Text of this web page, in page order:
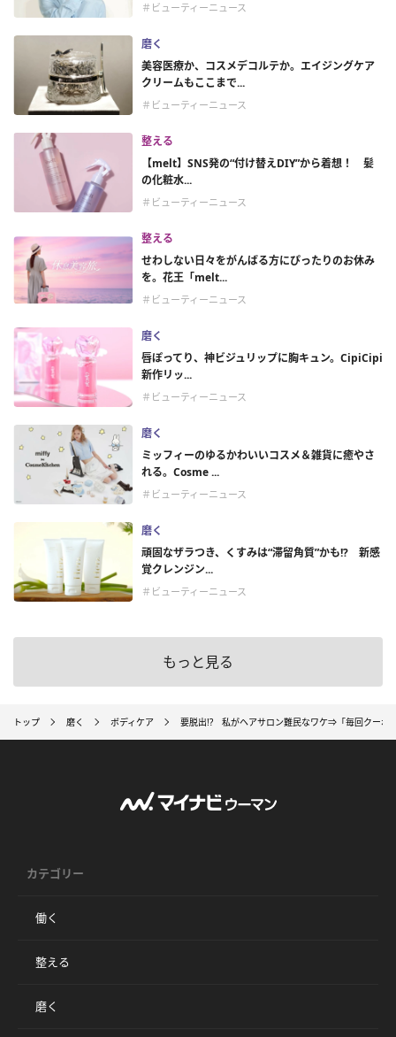
＃ビューティーニュース
磨く
美容医療か、コスメデコルテか。エイジングケア
クリームもここまで...
＃ビューティーニュース
整える
【melt】SNS発の“付け替えDIY”から着想！ 髪
の化粧水...
＃ビューティーニュース
整える
せわしない日々をがんばる方にぴったりのお休み
を。花王「melt...
＃ビューティーニュース
磨く
唇ぽってり、神ビジュリップに胸キュン。CipiCipi
新作リッ...
＃ビューティーニュース
磨く
ミッフィーのゆるかわいいコスメ＆雑貨に癒やさ
れる。Cosme ...
＃ビューティーニュース
磨く
頑固なザラつき、くすみは“滞留角質”かも!? 新感
覚クレンジン...
＃ビューティーニュース
もっと見る
トップ 磨く ボディケア 要脱出!? 私がヘアサロン難民なワケ⇒「毎回クーポ
カテゴリー
働く
整える
磨く